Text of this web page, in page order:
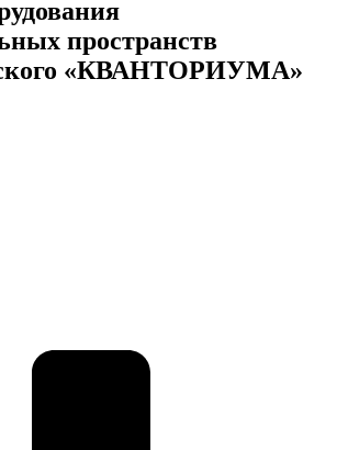
пространств
«КВАНТОРИУМА»